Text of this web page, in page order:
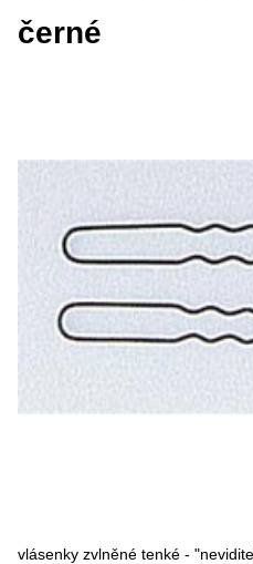
černé
vlásenky zvlněné tenké -